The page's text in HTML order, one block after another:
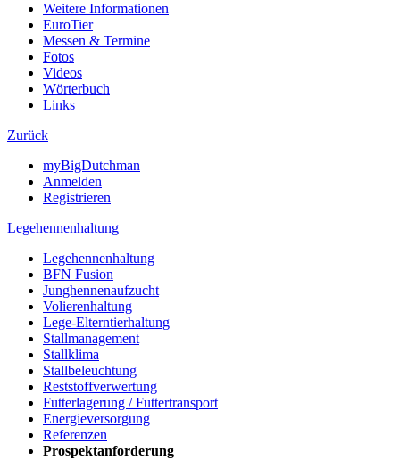
Weitere Informationen
EuroTier
Messen & Termine
Fotos
Videos
Wörterbuch
Links
Zurück
myBigDutchman
Anmelden
Registrieren
Legehennenhaltung
Legehennenhaltung
BFN Fusion
Junghennenaufzucht
Volierenhaltung
Lege-Elterntierhaltung
Stallmanagement
Stallklima
Stallbeleuchtung
Reststoffverwertung
Futterlagerung / Futtertransport
Energieversorgung
Referenzen
Prospektanforderung